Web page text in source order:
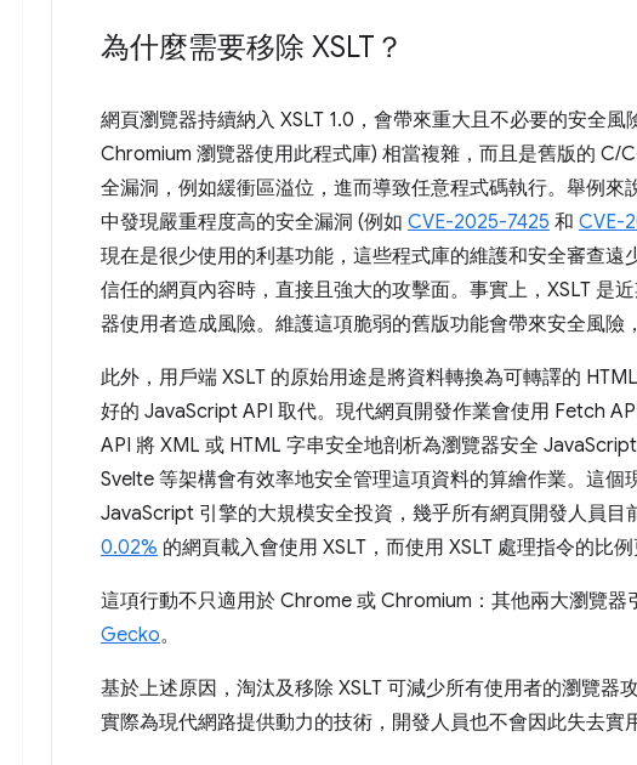
為什麼需要移除 XSLT？
網頁瀏覽器持續納入 XSLT 1.0，會帶來重大且不必要的安全
Chromium 瀏覽器使用此程式庫) 相當複雜，而且是舊版的 C/
全漏洞，例如緩衝區溢位，進而導致任意程式碼執行。舉例
中發現嚴重程度高的安全漏洞 (例如 CVE-2025-7425 和 CVE-
現在是很少使用的利基功能，這些程式庫的維護和安全審查
信任的網頁內容時，直接且強大的攻擊面。事實上，XSLT 是
器使用者造成風險。維護這項脆弱的舊版功能會帶來安全風險
此外，用戶端 XSLT 的原始用途是將資料轉換為可轉譯的
好的 JavaScript API 取代。現代網頁開發作業會使用 Fetch
API 將 XML 或 HTML 字串安全地剖析為瀏覽器安全
Svelte 等架構會有效率地安全管理這項資料的算繪作業。這
JavaScript 引擎的大規模安全投資，幾乎所有網頁開發人員
0.02% 的網頁載入會使用 XSLT，而使用 XSLT 處理指令的比
這項行動不只適用於 Chrome 或 Chromium：其他兩大瀏覽器
Gecko。
基於上述原因，淘汰及移除 XSLT 可減少所有使用者的瀏覽器
實際為現代網路提供動力的技術，開發人員也不會因此失去實